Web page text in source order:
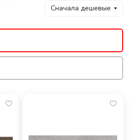
Сначала дешевые